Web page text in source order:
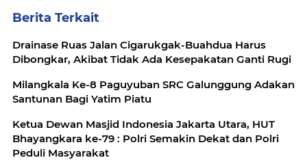
Berita Terkait
Drainase Ruas Jalan Cigarukgak-Buahdua Harus
Dibongkar, Akibat Tidak Ada Kesepakatan Ganti Rugi
Milangkala Ke-8 Paguyuban SRC Galunggung Adakan
Santunan Bagi Yatim Piatu
Ketua Dewan Masjid Indonesia Jakarta Utara, HUT
Bhayangkara ke-79 : Polri Semakin Dekat dan Polri
Peduli Masyarakat